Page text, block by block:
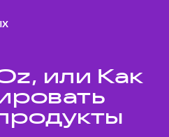
или Как